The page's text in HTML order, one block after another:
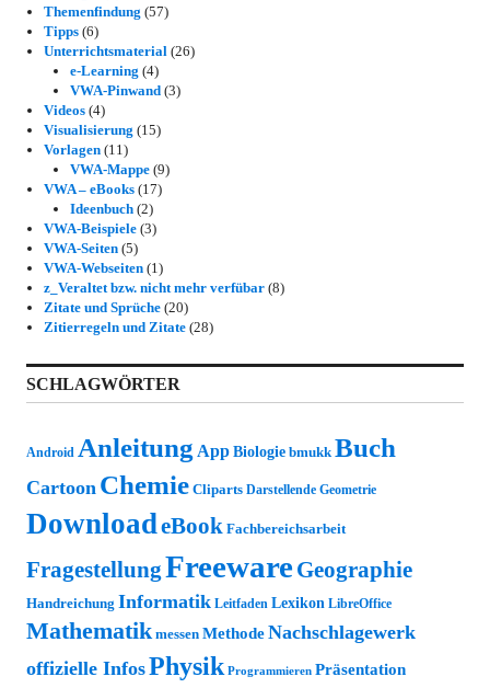
Themenfindung (57)
Tipps (6)
Unterrichtsmaterial (26)
e-Learning (4)
VWA-Pinwand (3)
Videos (4)
Visualisierung (15)
Vorlagen (11)
VWA-Mappe (9)
VWA – eBooks (17)
Ideenbuch (2)
VWA-Beispiele (3)
VWA-Seiten (5)
VWA-Webseiten (1)
z_Veraltet bzw. nicht mehr verfübar (8)
Zitate und Sprüche (20)
Zitierregeln und Zitate (28)
SCHLAGWÖRTER
Android Anleitung AppBiologie bmukk Buch
Cartoon Chemie Cliparts Darstellende Geometrie
DownloadeBook Fachbereichsarbeit
FragestellungFreewareGeographie
Handreichung Informatik Leitfaden Lexikon LibreOffice
Mathematik messen MethodeNachschlagewerk
offizielle InfosPhysik Programmieren Präsentation